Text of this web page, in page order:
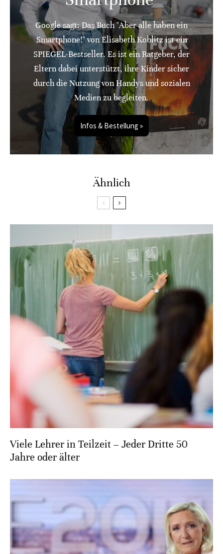
Google sagt: Das Buch "Aber alle haben ein
Smartphone!" von Elisabeth Koblitz ist ein
SPIEGEL-Bestseller. Es ist ein Ratgeber, der
Eltern dabei unterstützt, ihre Kinder sicher
durch die Nutzung von Handys und sozialen
Medien zu begleiten.
Infos & Bestellung »
Ähnlich
Viele Lehrer in Teilzeit – Jeder Dritte 50
Jahre oder älter